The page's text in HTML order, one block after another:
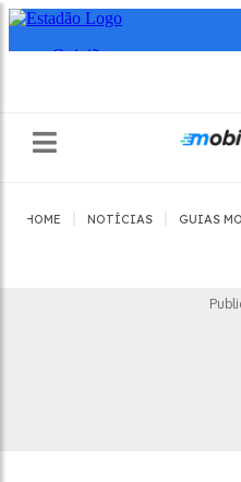
HOME NOTÍCIAS GUIAS